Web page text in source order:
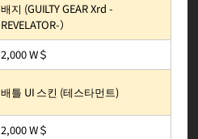
배지 (GUILTY GEAR Xrd -
REVELATOR-）
2,000 W＄
배틀 UI 스킨 (테스타먼트)
2,000 W＄